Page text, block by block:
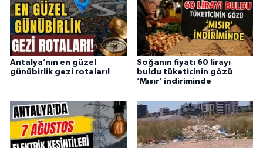
Antalya’nın en güzel
günübirlik gezi rotaları!
Soğanın fiyatı 60 lirayı
buldu tüketicinin gözü
‘Mısır’ indiriminde